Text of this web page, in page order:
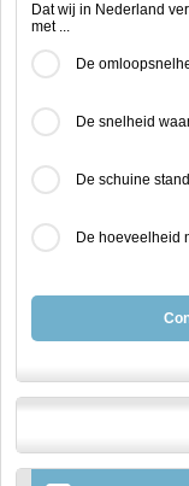
Dat wij in Nederland
met ...
De
De snelheid
De schuine
De hoeveelheid